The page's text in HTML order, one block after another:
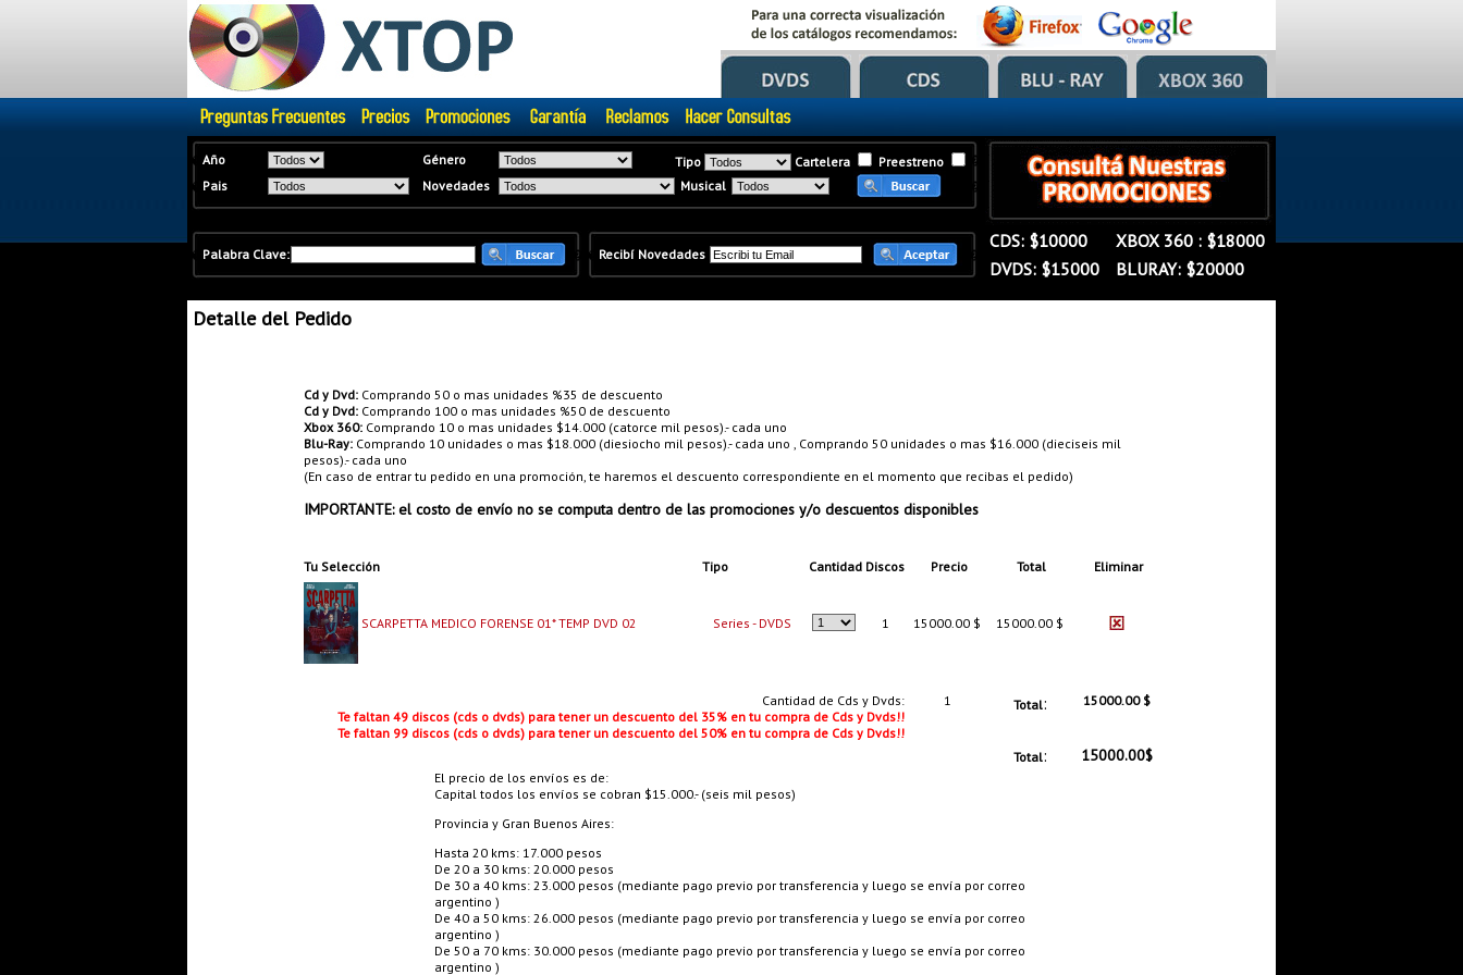
� Año Género Tipo Cartelera Preestreno
�
� Pais Novedades Musical �
CDS: $10000
XBOX 360 : $18000
DVDS: $15000
BLURAY: $20000
� Palabra Clave: � � Recibí Novedades �
Detalle del Pedido
Cd y Dvd: Comprando 50 o mas unidades %35 de descuento
Cd y Dvd: Comprando 100 o mas unidades %50 de descuento
Xbox 360: Comprando 10 o mas unidades $14.000 (catorce mil pesos).- cada uno
Blu-Ray: Comprando 10 unidades o mas $18.000 (diesiocho mil pesos).- cada uno , Comprando 50 unidades o mas $16.000 (dieciseis mil
pesos).- cada uno
(En caso de entrar tu pedido en una promoción, te haremos el descuento correspondiente en el momento que recibas el pedido)
IMPORTANTE: el costo de envío no se computa dentro de las promociones y/o descuentos disponibles
Tu Selección Tipo Cantidad Discos Precio Total Eliminar
SCARPETTA MEDICO FORENSE 01* TEMP DVD 02 Series - DVDS 1 15000.00 $ 15000.00 $
Cantidad de Cds y Dvds:
Te faltan 49 discos (cds o dvds) para tener un descuento del 35% en tu compra de Cds y Dvds!!
Te faltan 99 discos (cds o dvds) para tener un descuento del 50% en tu compra de Cds y Dvds!!
1 Total: 15000.00 $
Total: 15000.00$
El precio de los envíos es de:
Capital todos los envíos se cobran $15.000.- (seis mil pesos)
Provincia y Gran Buenos Aires:
Hasta 20 kms: 17.000 pesos
De 20 a 30 kms: 20.000 pesos
De 30 a 40 kms: 23.000 pesos (mediante pago previo por transferencia y luego se envía por correo
argentino )
De 40 a 50 kms: 26.000 pesos (mediante pago previo por transferencia y luego se envía por correo
argentino )
De 50 a 70 kms: 30.000 pesos (mediante pago previo por transferencia y luego se envía por correo
argentino )